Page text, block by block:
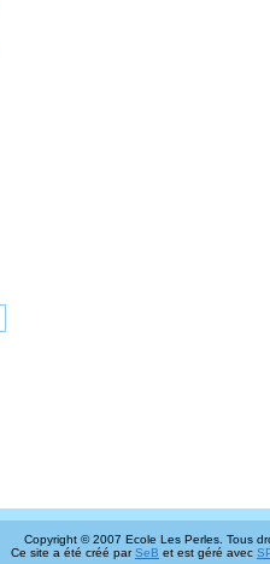
Copyright © 2007 Ecole Les Perles. Tous
Ce site a été créé parSeB et est géré avec